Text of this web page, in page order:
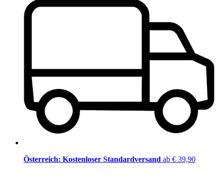
Österreich: Kostenloser Standardversand ab € 39,90